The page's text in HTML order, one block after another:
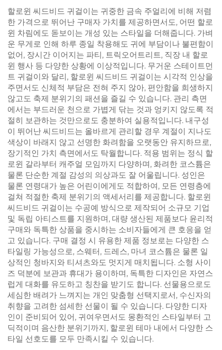
할로윈 씨드비드 귀걸이는 귀중한 금속 주얼리에 비해 저렴
한 가격으로 뛰어난 구매자 가치를 제공하면서도, 어떤 할로
윈 차림에도 돋보이는 개성 있는 스타일을 더해줍니다. 가벼
운 무게로 인해 하루 종일 착용해도 귀에 부담이나 불편함이
없어, 장시간 이어지는 파티, 트릭오어트리트, 직장 내 할로
윈 행사 등 다양한 상황에 이상적입니다. 무거운 스테이트먼
트 귀걸이와 달리, 할로윈 씨드비드 귀걸이는 시각적 인상을
주면서도 신체적 부담은 전혀 주지 않아, 편안함을 희생하지
않고도 축제 분위기의 패션을 즐길 수 있습니다. 관리 측면
에서는 부드러운 천으로 가볍게 닦는 것과 엉키지 않도록 적
절히 보관하는 것만으로도 충분하여 실용적입니다. 내구성
이 뛰어난 씨드비드는 올바르게 관리할 경우 계절이 지나도
색상이 바래지 않고 선명한 화려함을 오랫동안 유지하므로,
장기적인 가치 측면에서도 탁월합니다. 적용 범위는 정식 할
로윈 갈라부터 캐주얼 모임까지 다양하며, 화려한 코스튬은
물론 단순한 계절 감성의 의상과도 잘 어울립니다. 성인은
물론 연령대가 높은 어린이에게도 적합하여, 모든 연령층에
걸쳐 적절한 축제 분위기의 액세서리를 제공합니다. 할로윈
씨드비드 귀걸이는 수공예 방식으로 제작되어 소규모 기업
및 독립 아티스트를 지원하며, 대량 생산된 제품보다 윤리적
구매와 독특한 상품을 중시하는 소비자들에게 큰 호응을 얻
고 있습니다. 구매 결정 시 유용한 제품 정보로는 다양한 스
타일링 가능성으로, 스웨터, 드레스, 마녀 코스튬은 물론 일
상적인 청바지와 티셔츠와도 멋지게 매치됩니다. 소형 사이
즈 덕분에 보관과 휴대가 용이하며, 독특한 디자인은 자연스
럽게 대화를 유도하고 칭찬을 받기도 합니다. 선물용으로도
세심한 배려가 느껴지는 개인 맞춤형 선택지로서, 수신자의
취향을 고려한 섬세한 선물이 될 수 있습니다. 다양한 디자
인이 준비되어 있어, 귀여우면서도 몽환적인 스타일부터 고
딕적이며 음산한 분위기까지, 할로윈 테마 내에서 다양한 스
타일 선호도를 모두 만족시킬 수 있습니다.